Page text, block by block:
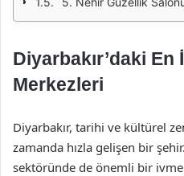
Diyarbakır’daki
Merkezleri
Diyarbakır, tarihi ve kültürel
zamanda hızla gelişen bir
sektöründe de önemli bir